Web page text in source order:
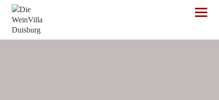
Die WeinVilla Duisburg